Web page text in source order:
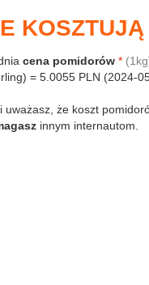
cena pomidorów *
= 5.0055 PLN (2024-
uważasz, że koszt
innym internautom.